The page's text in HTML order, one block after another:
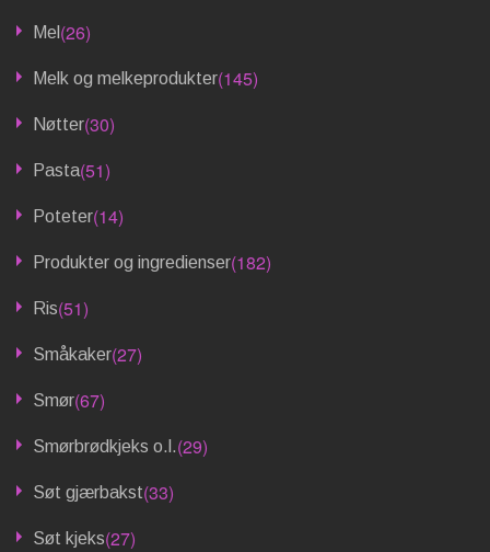
Mel (26)
Melk og melkeprodukter(145)
Nøtter(30)
Pasta(51)
Poteter(14)
Produkter og ingredienser(182)
Ris(51)
Småkaker(27)
Smør(67)
Smørbrødkjeks o.l.(29)
Søt gjærbakst(33)
Søt kjeks(27)